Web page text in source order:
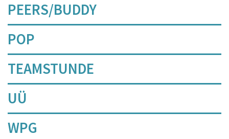
PEERS/BUDDY
POP
TEAMSTUNDE
UÜ
WPG